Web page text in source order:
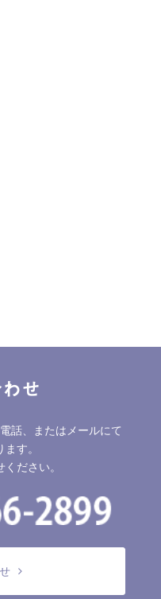
せ
話、またはメールにて
す。
ださい。